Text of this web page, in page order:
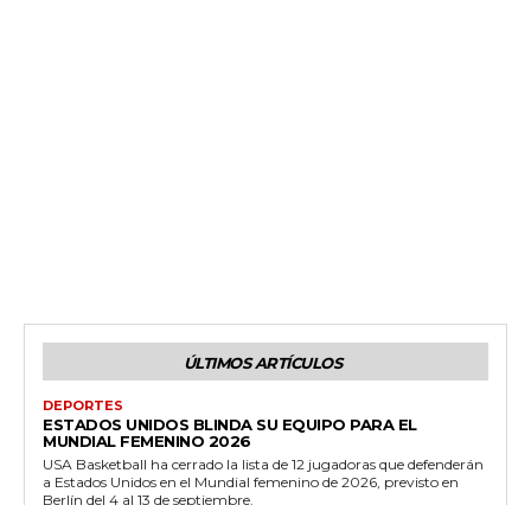
ÚLTIMOS ARTÍCULOS
DEPORTES
ESTADOS UNIDOS BLINDA SU EQUIPO PARA EL
MUNDIAL FEMENINO 2026
USA Basketball ha cerrado la lista de 12 jugadoras que defenderán
a Estados Unidos en el Mundial femenino de 2026, previsto en
Berlín del 4 al 13 de septiembre.